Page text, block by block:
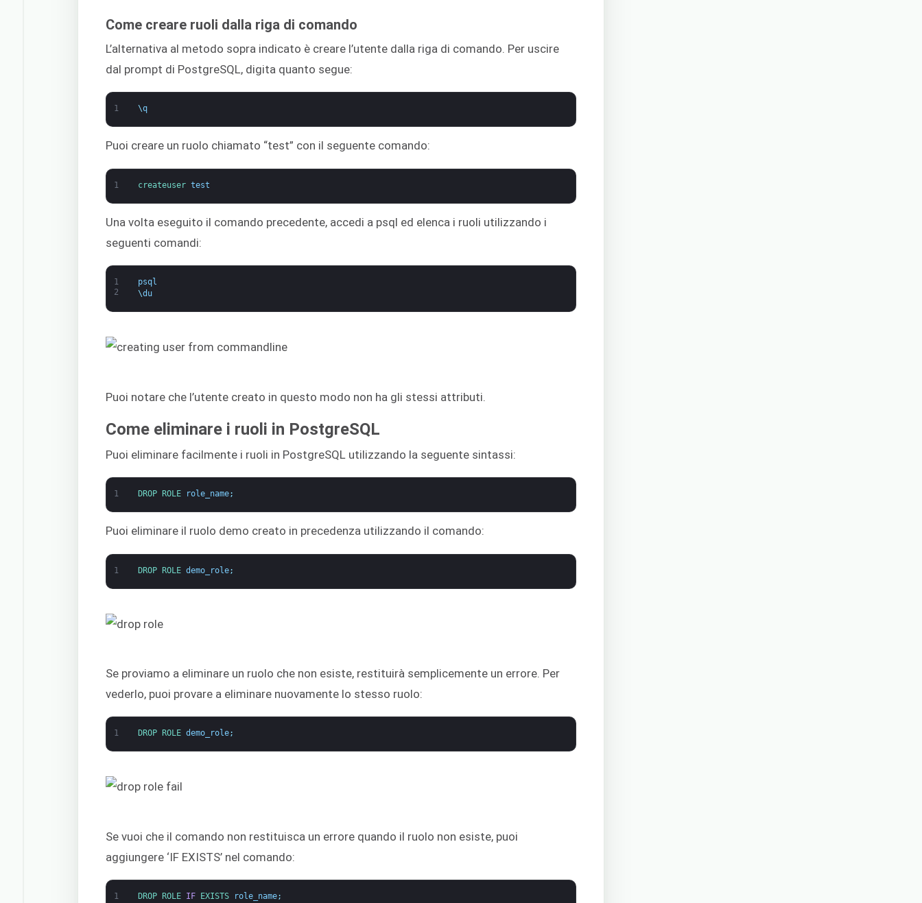
Come creare ruoli dalla riga di comando
L’alternativa al metodo sopra indicato è creare l’utente dalla riga di comando. Per uscire
dal prompt di PostgreSQL, digita quanto segue:
1 \q
Puoi creare un ruolo chiamato “test” con il seguente comando:
1 createuser test
Una volta eseguito il comando precedente, accedi a psql ed elenca i ruoli utilizzando i
seguenti comandi:
1
2
psql
\du
Puoi notare che l’utente creato in questo modo non ha gli stessi attributi.
Come eliminare i ruoli in PostgreSQL
Puoi eliminare facilmente i ruoli in PostgreSQL utilizzando la seguente sintassi:
1 DROP ROLE role_name;
Puoi eliminare il ruolo demo creato in precedenza utilizzando il comando:
1 DROP ROLE demo_role;
Se proviamo a eliminare un ruolo che non esiste, restituirà semplicemente un errore. Per
vederlo, puoi provare a eliminare nuovamente lo stesso ruolo:
1 DROP ROLE demo_role;
Se vuoi che il comando non restituisca un errore quando il ruolo non esiste, puoi
aggiungere ‘IF EXISTS’ nel comando:
1 DROP ROLE IF EXISTS role_name;